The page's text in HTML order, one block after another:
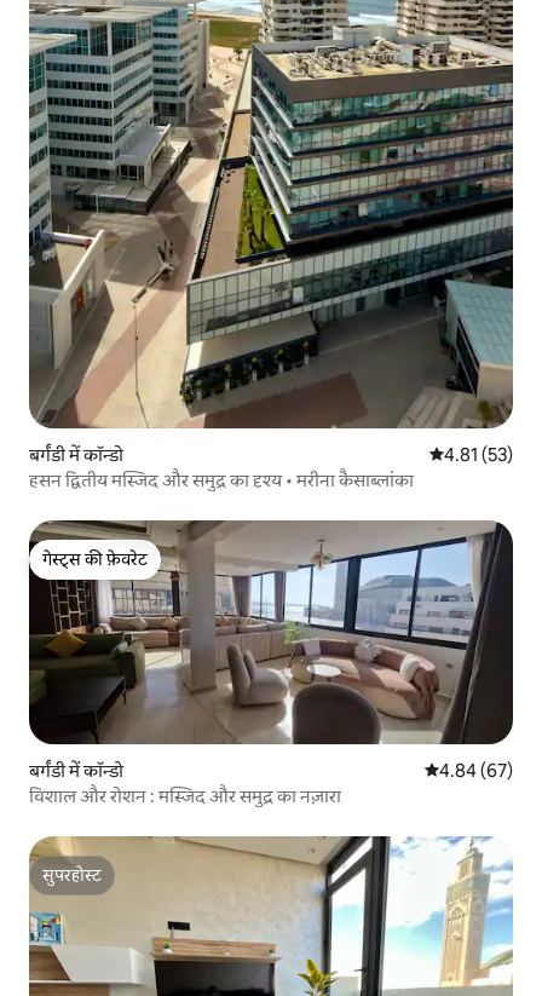
बर्गंडी में कॉन्डो औसत रेटिंग 5 में
4.81 (53)
हसन द्वितीय मस्जिद और समुद्र का दृश्य • मरीना कैसाब्लांका
गेस्ट्स की फ़ेवरेट
गेस्ट्स की फ़ेवरेट
बर्गंडी में कॉन्डो औसत रेटिंग 5 में
4.84 (67)
विशाल और रोशन : मस्जिद और समुद्र का नज़ारा
सुपरहोस्ट
सुपरहोस्ट